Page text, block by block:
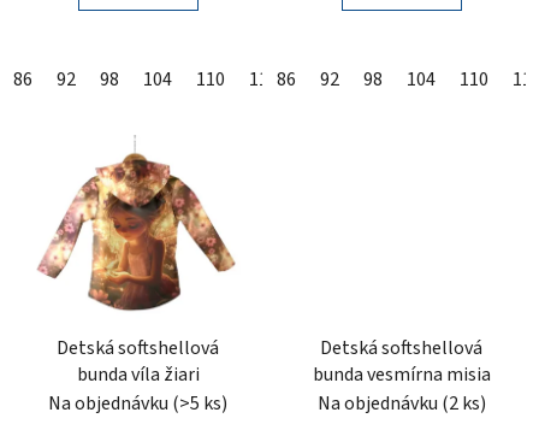
86 92 98 104 110 116 122 128 134 140
86 92 98 104 110
Detská softshellová
bunda víla žiari
Na objednávku (>5 ks)
Detská softshellová
bunda vesmírna misia
Na objednávku (2 ks)